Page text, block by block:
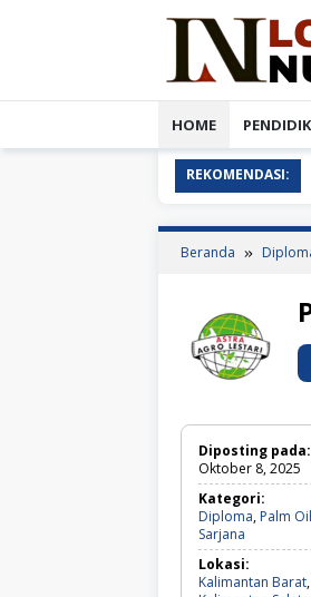
HOME
REKOMENDASI:
Beranda
Diposting pada:
Oktober 8, 2025
Kategori:
Diploma, Palm Oil
Sarjana
Palm
Oil,
Sarjana
Lokasi:
Kalimantan Barat,